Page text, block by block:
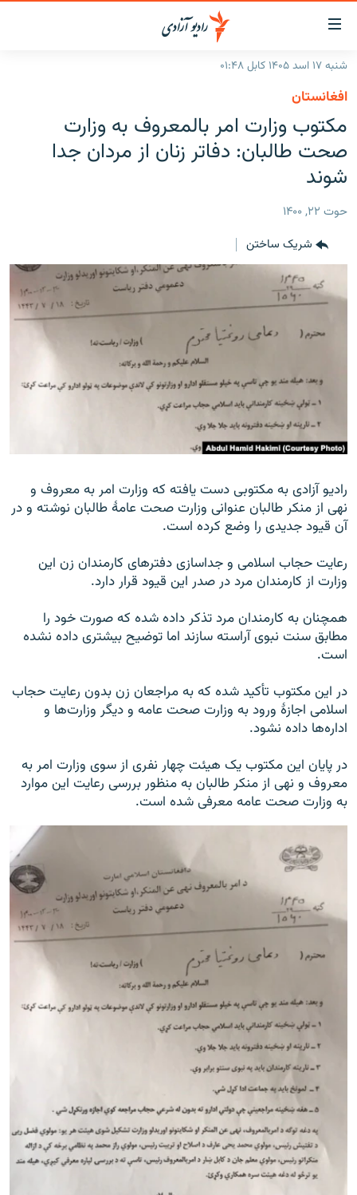
لینک‌های
قابل
دسترسی
به
متن
اصلی
بازگشت
اصلی
صفحه
جستجو
گزارش‌ها
افغانستان
منطقه
خبرها
افغانستان
جدول نشرات
مجموعه تصویری
ورزش
بحران مهاجرت
'کووید-۱۹'
صفحه پشتو
Azadi English
به ما بپیوندید
همۀ سایت‌های رادیو آزادی/ رادیو اروپای آزاد
شنبه ۱۷ اسد ۱۴۰۵ کابل ۰۱:۴۸
افغانستان
مکتوب وزارت امر بالمعروف به وزارت
صحت طالبان: دفاتر زنان از مردان جدا
شوند
حوت ۲۲, ۱۴۰۰
شریک ساختن
رادیو آزادی به مکتوبی دست یافته که وزارت امر به معروف و
نهی از منکر طالبان عنوانی وزارت صحت عامۀ طالبان نوشته و در
آن قیود جدیدی را وضع کرده است.
رعایت حجاب اسلامی و جداسازی دفترهای کارمندان زن این
وزارت از کارمندان مرد در صدر این قیود قرار دارد.
همچنان به کارمندان مرد تذکر داده شده که صورت خود را
مطابق سنت نبوی آراسته سازند اما توضیح بیشتری داده نشده
است.
در این مکتوب تأکید شده که به مراجعان زن بدون رعایت حجاب
اسلامی اجازۀ ورود به وزارت صحت عامه و دیگر وزارت‌ها و
اداره‌ها داده نشود.
در پایان این مکتوب یک هیئت چهار نفری از سوی وزارت امر به
معروف و نهی از منکر طالبان به منظور بررسی رعایت این موارد
به وزارت صحت عامه معرفی شده است.